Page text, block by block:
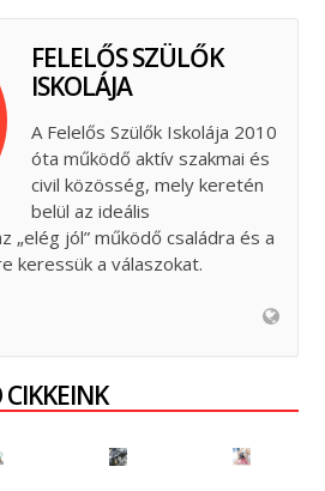
FELELŐS SZÜLŐK
ISKOLÁJA
A Felelős Szülők Iskolája 2010
óta működő aktív szakmai és
civil közösség, mely keretén
belül az ideális
„elég jól” működő családra és a
keressük a válaszokat.